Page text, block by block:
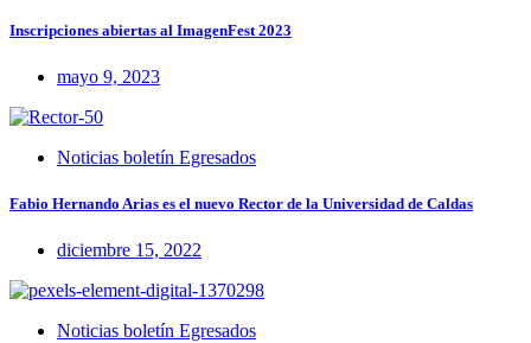
Inscripciones abiertas al ImagenFest 2023
mayo 9, 2023
Noticias boletín Egresados
Fabio Hernando Arias es el nuevo Rector de la Universidad de Caldas
diciembre 15, 2022
Noticias boletín Egresados